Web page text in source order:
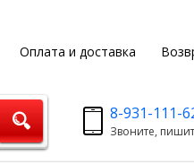
Оплата и доставка
8-931-111-
Звоните,